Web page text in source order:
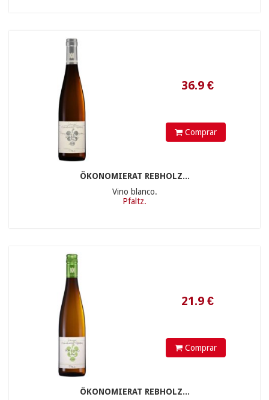
Comprar
ÖKONOMIERAT REBHOLZ...
Vino blanco.
Pfaltz.
Comprar
ÖKONOMIERAT REBHOLZ...